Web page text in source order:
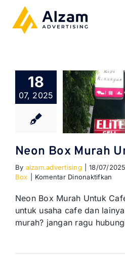
content
TENTANG
SPESIALISASI
GALERI
KONTAK
BLOG
18
07, 2025
Neon Box Murah
By alzam.advertising 18/07/2025
Box
Komentar Dinonaktifkan
Box
Neon Box Murah Untuk
untuk usaha cafe dan
murah? jangan ragu